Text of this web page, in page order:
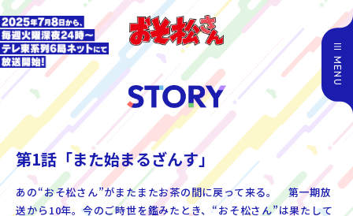
MENU
第1話「また始まるざんす」
あの“おそ松さん”がまたまたお茶の間に戻って来る。 第一期放
送から10年。今のご時世を鑑みたとき、“おそ松さん”は果たして